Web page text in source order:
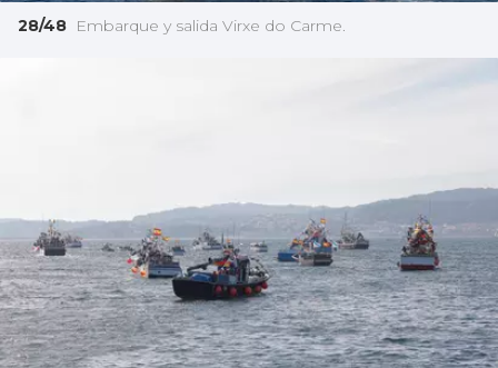
28/48 Embarque y salida Virxe do Carme.